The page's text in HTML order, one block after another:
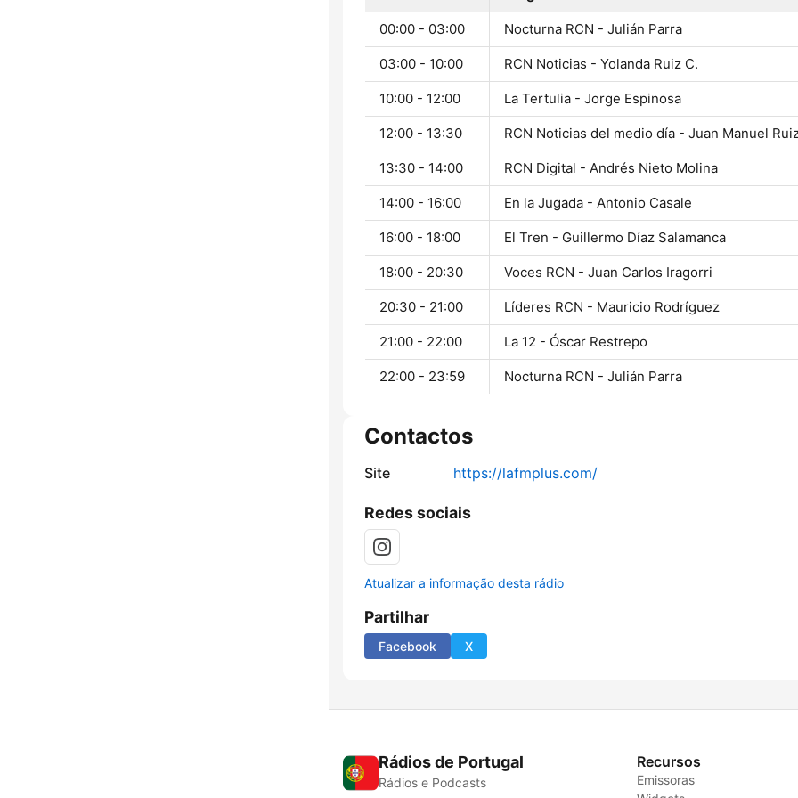
00:00 - 03:00 Nocturna RCN - Julián Parra
03:00 - 10:00 RCN Noticias - Yolanda Ruiz C.
10:00 - 12:00 La Tertulia - Jorge Espinosa
12:00 - 13:30 RCN Noticias del medio día - Juan Manuel
13:30 - 14:00 RCN Digital - Andrés Nieto Molina
14:00 - 16:00 En la Jugada - Antonio Casale
16:00 - 18:00 El Tren - Guillermo Díaz Salamanca
18:00 - 20:30 Voces RCN - Juan Carlos Iragorri
20:30 - 21:00 Líderes RCN - Mauricio Rodríguez
21:00 - 22:00 La 12 - Óscar Restrepo
22:00 - 23:59 Nocturna RCN - Julián Parra
Contactos
Site https://lafmplus.com/
Redes sociais
Atualizar a informação desta rádio
Partilhar
Facebook X
Rádios de Portugal
Rádios e Podcasts
Recursos
Emissoras